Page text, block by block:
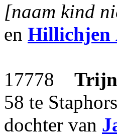
[naam kind
en Hillichjen
17778
58 te
dochter van